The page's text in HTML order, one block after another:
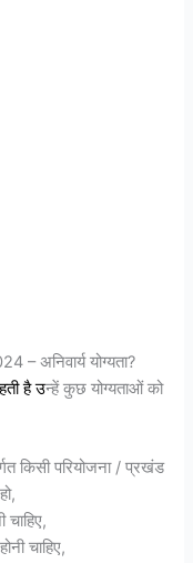
– अनिवार्य योग्यता?
है उन्हें कुछ योग्यताओं को
किसी परियोजना / प्रखंड
चाहिए,
होनी चाहिए,